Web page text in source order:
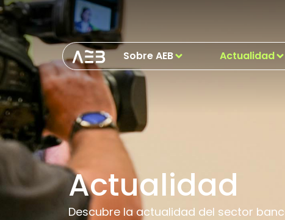
Sobre AEB Actualidad
Actualidad
Descubre la actualidad del sector